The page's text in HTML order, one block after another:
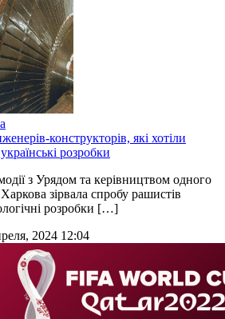
конструкторів, які хотіли
розробки
з Урядом та керівництвом одного
Харкова зірвала спробу рашистів
розробки […]
2024 12:04